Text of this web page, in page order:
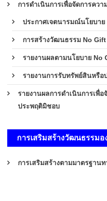
การดำเนินการเพื่อจัดการคว
ประกาศเจตนารมณ์นโยบา
การสร้างวัฒนธรรม No
รายงานผลตามนโยบาย No
รายงานการรับทรัพย์สินหรือ
รายงานผลการดำเนินการเพื่
ประพฤติมิชอบ
การเสริมสร้างวัฒนธรรมอ
การเสริมสร้างตามมาตรฐาน